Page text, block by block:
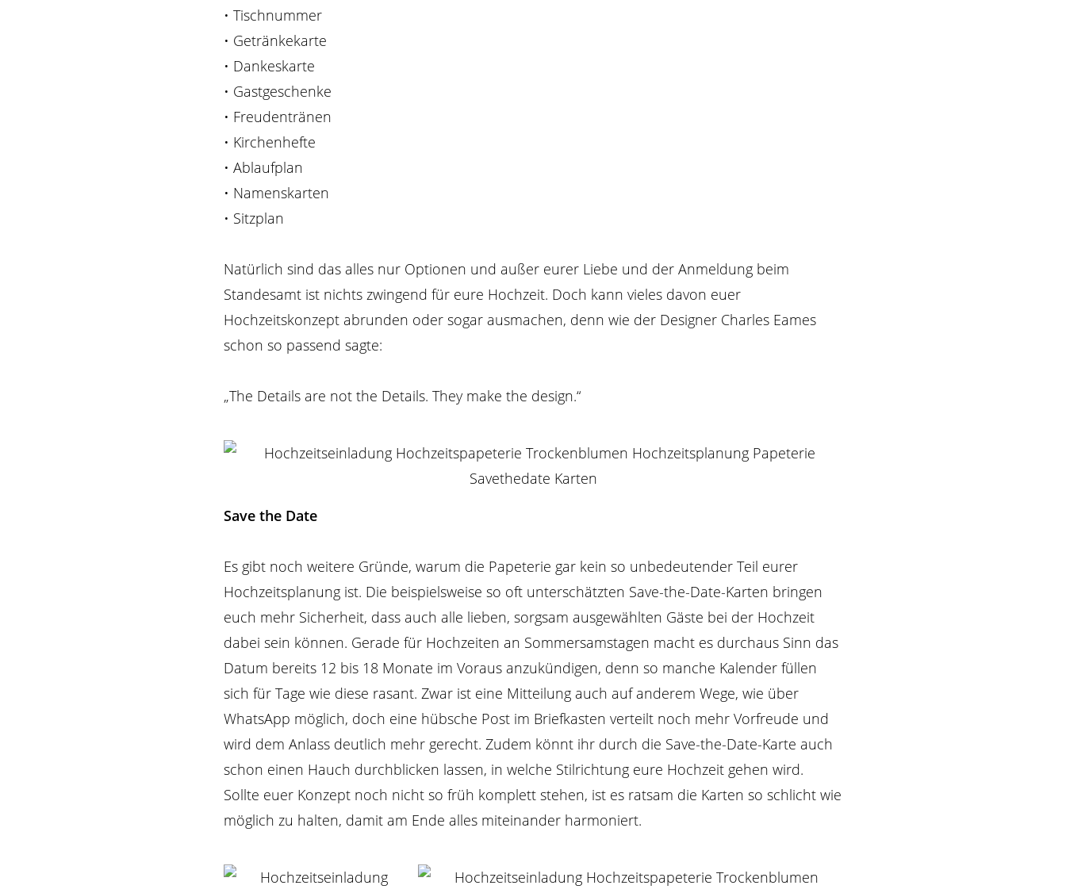
• Tischnummer
• Getränkekarte
• Dankeskarte
• Gastgeschenke
• Freudentränen
• Kirchenhefte
• Ablaufplan
• Namenskarten
• Sitzplan
Natürlich sind das alles nur Optionen und außer eurer Liebe und der Anmeldung beim
Standesamt ist nichts zwingend für eure Hochzeit. Doch kann vieles davon euer
Hochzeitskonzept abrunden oder sogar ausmachen, denn wie der Designer Charles Eames
schon so passend sagte:
„The Details are not the Details. They make the design.“
Save the Date
Es gibt noch weitere Gründe, warum die Papeterie gar kein so unbedeutender Teil eurer
Hochzeitsplanung ist. Die beispielsweise so oft unterschätzten Save-the-Date-Karten bringen
euch mehr Sicherheit, dass auch alle lieben, sorgsam ausgewählten Gäste bei der Hochzeit
dabei sein können. Gerade für Hochzeiten an Sommersamstagen macht es durchaus Sinn das
Datum bereits 12 bis 18 Monate im Voraus anzukündigen, denn so manche Kalender füllen
sich für Tage wie diese rasant. Zwar ist eine Mitteilung auch auf anderem Wege, wie über
WhatsApp möglich, doch eine hübsche Post im Briefkasten verteilt noch mehr Vorfreude und
wird dem Anlass deutlich mehr gerecht. Zudem könnt ihr durch die Save-the-Date-Karte auch
schon einen Hauch durchblicken lassen, in welche Stilrichtung eure Hochzeit gehen wird.
Sollte euer Konzept noch nicht so früh komplett stehen, ist es ratsam die Karten so schlicht wie
möglich zu halten, damit am Ende alles miteinander harmoniert.